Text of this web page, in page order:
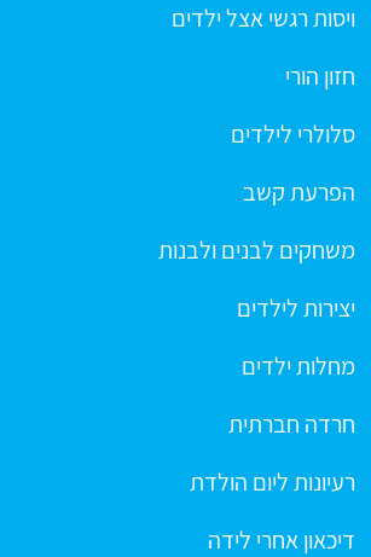
ויסות רגשי אצל ילדים
חזון הורי
סלולרי לילדים
הפרעת קשב
משחקים לבנים ולבנות
יצירות לילדים
מחלות ילדים
חרדה חברתית
רעיונות ליום הולדת
דיכאון אחרי לידה